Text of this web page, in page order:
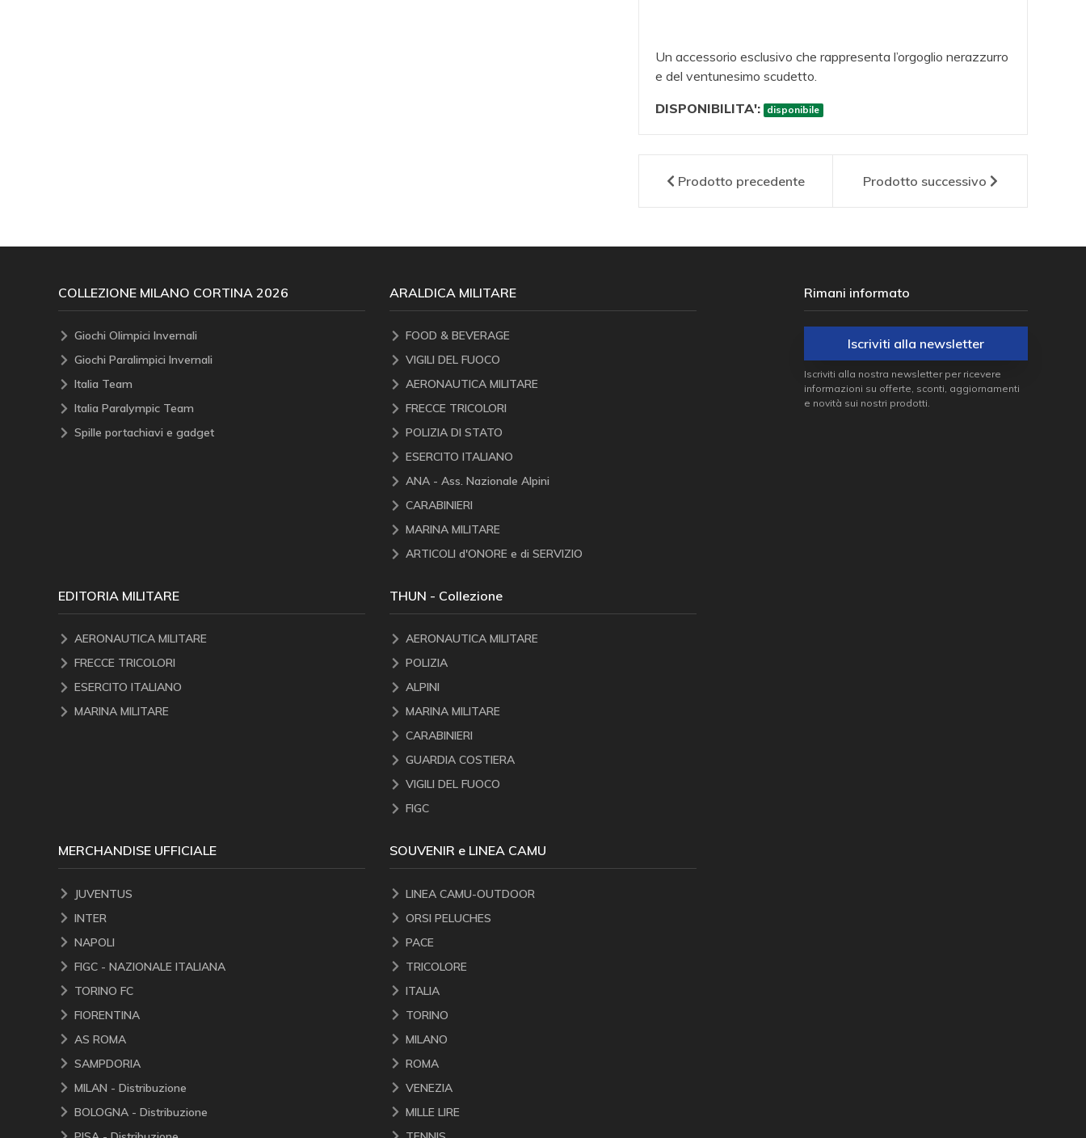
Un accessorio esclusivo che rappresenta l’orgoglio nerazzurro
e del ventunesimo scudetto.
DISPONIBILITA':
disponibile
Prodotto precedente Prodotto successivo
COLLEZIONE MILANO CORTINA 2026
Giochi Olimpici Invernali
Giochi Paralimpici Invernali
Italia Team
Italia Paralympic Team
Spille portachiavi e gadget
ARALDICA MILITARE
FOOD & BEVERAGE
VIGILI DEL FUOCO
AERONAUTICA MILITARE
FRECCE TRICOLORI
POLIZIA DI STATO
ESERCITO ITALIANO
ANA - Ass. Nazionale Alpini
CARABINIERI
MARINA MILITARE
ARTICOLI d'ONORE e di SERVIZIO
EDITORIA MILITARE
AERONAUTICA MILITARE
FRECCE TRICOLORI
ESERCITO ITALIANO
MARINA MILITARE
THUN - Collezione
AERONAUTICA MILITARE
POLIZIA
ALPINI
MARINA MILITARE
CARABINIERI
GUARDIA COSTIERA
VIGILI DEL FUOCO
FIGC
MERCHANDISE UFFICIALE
JUVENTUS
INTER
NAPOLI
FIGC - NAZIONALE ITALIANA
TORINO FC
FIORENTINA
AS ROMA
SAMPDORIA
MILAN - Distribuzione
BOLOGNA - Distribuzione
SOUVENIR e LINEA CAMU
LINEA CAMU-OUTDOOR
ORSI PELUCHES
PACE
TRICOLORE
ITALIA
TORINO
MILANO
ROMA
VENEZIA
MILLE LIRE
Rimani informato
Iscriviti alla newsletter
Iscriviti alla nostra newsletter per ricevere
informazioni su offerte, sconti, aggiornamenti
e novità sui nostri prodotti.